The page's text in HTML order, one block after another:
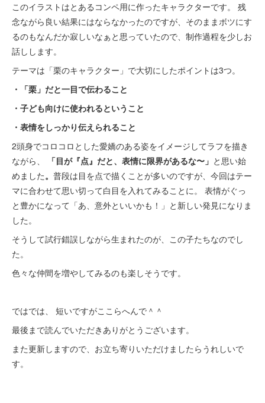
このイラストはとあるコンペ用に作ったキャラクターです。 残
念ながら良い結果にはならなかったのですが、そのままボツにす
るのもなんだか寂しいなぁと思っていたので、制作過程を少しお
話しします。
テーマは「栗のキャラクター」で大切にしたポイントは3つ。
・「栗」だと一目で伝わること
・子ども向けに使われるということ
・表情をしっかり伝えられること
2頭身でコロコロとした愛嬌のある姿をイメージしてラフを描き
ながら、
「目が『点』だと、表情に限界があるな〜」 と思い始
めました。 普段は目を点で描くことが多いのですが、今回はテー
マに合わせて思い切って白目を入れてみることに。 表情がぐっ
と豊かになって「あ、意外といいかも！」と新しい発見になりま
した。
そうして試行錯誤しながら生まれたのが、この子たちなのでし
た。
色々な仲間を増やしてみるのも楽しそうです。
ではでは、 短いですがここらへんで＾＾
最後まで読んでいただきありがとうございます。
また更新しますので、お立ち寄りいただけましたらうれしいで
す。